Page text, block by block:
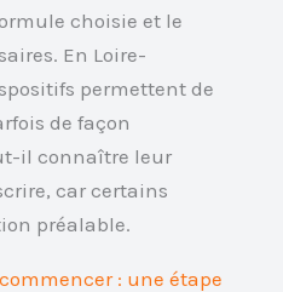
choisie et le
En Loire-
permettent de
de façon
il connaître leur
car certains
préalable.
: une étape